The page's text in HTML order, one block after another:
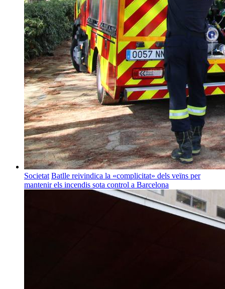
Societat Batlle reivindica la «complicitat» dels veïns per
mantenir els incendis sota control a Barcelona